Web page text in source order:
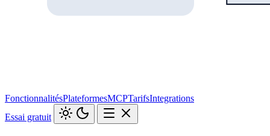
FonctionnalitésPlateformesMCPTarifsIntegrations
Essai gratuit